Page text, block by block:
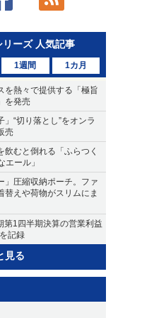
ーズ 人気記事
1週間 1カ月
を熱々で提供する「極旨
を発売
“切り落とし”をオンラ
売
飲むと倒れる「ふらつく
ール」
」圧縮収納ポーチ。ファ
替えや荷物がスリムにま
第1四半期決算の営業利益
記録
見る